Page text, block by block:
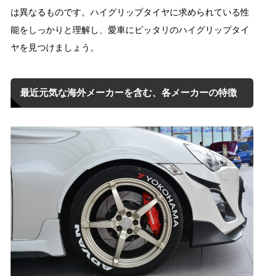
は異なるものです。ハイグリップタイヤに求められている性
能をしっかりと理解し、愛車にピッタリのハイグリップタイ
ヤを見つけましょう。
最近元気な海外メーカーを含む、各メーカーの特徴